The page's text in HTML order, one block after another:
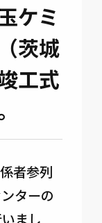
ケミ
茨城
工式
者参列
ターの
まし